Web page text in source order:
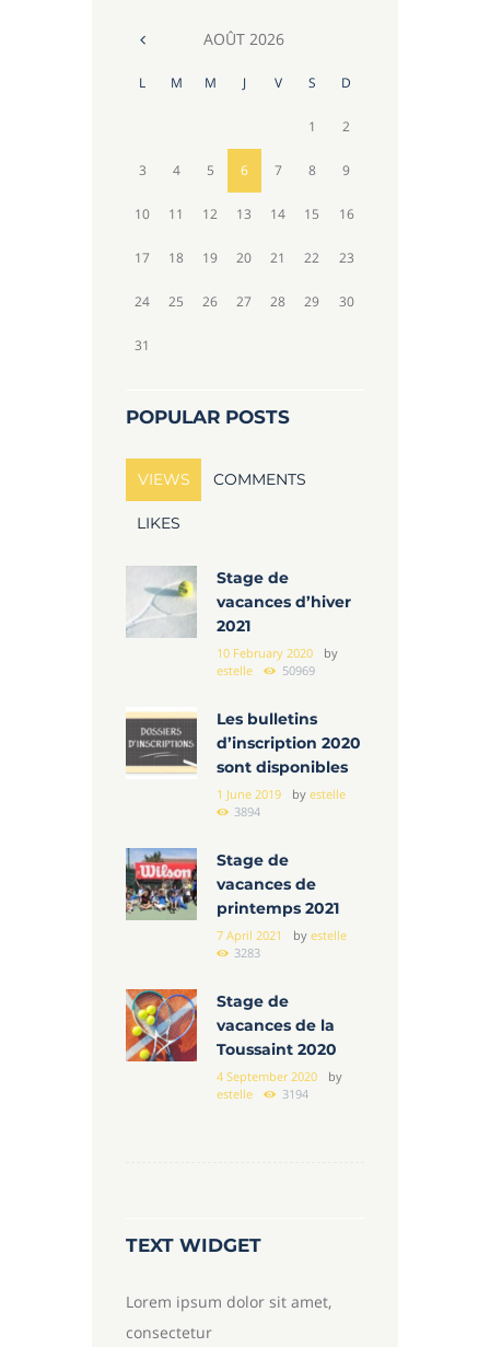
AOÛT2026
L M M J V S D
1 2
3 4 5 6 7 8 9
10 11 12 13 14 15 16
17 18 19 20 21 22 23
24 25 26 27 28 29 30
31
POPULAR POSTS
VIEWS COMMENTS
LIKES
Stage de
vacances d’hiver
2021
10 February 2020
by
estelle
50969
Les bulletins
d’inscription 2020
sont disponibles
1 June 2019 byestelle
3894
Stage de
vacances de
printemps 2021
7 April 2021 byestelle
3283
Stage de
vacances de la
Toussaint 2020
4 September 2020
by
estelle
3194
TEXT WIDGET
Lorem ipsum dolor sit amet,
consectetur